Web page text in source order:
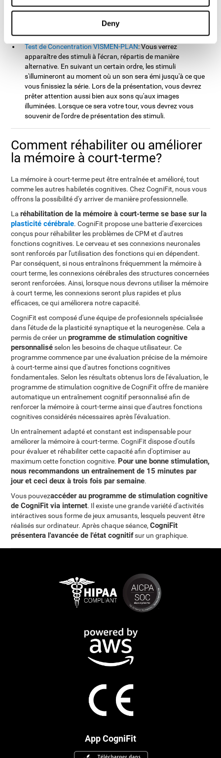
Deny
posteriori. Tout d'abord, la série sera composée d'un seul
numéro, puis augmentera progressivement jusqu'à ce que
vous fassiez une erreur. Vous devrez reproduire chaque série
de numéros après chaque présentation.
Test de Concentration VISMEN-PLAN: Vous verrez
apparaître des stimuli à l'écran, répartis de manière
alternative. En suivant un certain ordre, les stimuli
s'illumineront au moment où un son sera émi jusqu'à ce que
vous finissiez la série. Lors de la présentation, vous devrez
prêter attention aussi bien aux sons qu'aux images
illuminées. Lorsque ce sera votre tour, vous devrez vous
souvenir de l'ordre de présentation des stimuli.
Comment réhabiliter ou améliorer
la mémoire à court-terme?
La mémoire à court-terme peut être entraînée et amélioré, tout
comme les autres habiletés cognitives. Chez CogniFit, nous vous
offrons la possibilité d'y arriver de manière professionnelle.
Laréhabilitation de la mémoire à court-terme se base sur la
plasticité cérébrale. CogniFit propose une batterie d'exercices
conçus pour réhabiliter les problèmes de CPM et d'autres
fonctions cognitives. Le cerveau et ses connexions neuronales
sont renforcés par l'utilisation des fonctions qui en dépendent.
Par conséquent, si nous entraînons fréquemment la mémoire à
court terme, les connexions cérébrales des structures concernées
seront renforcées. Ainsi, lorsque nous devrons utiliser la mémoire
à court terme, les connexions seront plus rapides et plus
efficaces, ce qui améliorera notre capacité.
CogniFit est composé d'une équipe de profesionnels spécialisée
dans l'étude de la plasticité synaptique et la neurogenèse. Cela a
permis de créer unprogramme de stimulation cognitive
personnaliséselon les besoins de chaque utilisateur. Ce
programme commence par une évaluation précise de la mémoire
à court-terme ainsi que d'autres fonctions cognitives
fondamentales. Selon les résultats obtenus lors de l'évaluation, le
programme de stimulation cognitive de CogniFit offre de manière
automatique un entraînement cognitif personnalisé afin de
renforcer la mémoire à court-terme ainsi que d'autres fonctions
cognitives considérés nécessaires après l'évaluation.
Un entraînement adapté et constant est indispensable pour
améliorer la mémoire à court-terme. CogniFit dispose d'outils
pour évaluer et réhabiliter cette capacité afin d'optimiser au
maximum cette fonction cognitive. Pour une bonne stimulation,
nous recommandons un entraînement de 15 minutes par
jour et ceci deux à trois fois par semaine.
Vous pouvezaccéder au programme de stimulation cognitive
de CogniFit via internet. Il existe une grande variété d'activités
intéractives sous forme de jeux amusants, lesquels peuvent être
réalisés sur ordinateur. Après chaque séance,CogniFit
présentera l'avancée de l'état cognitifsur un graphique.
App CogniFit